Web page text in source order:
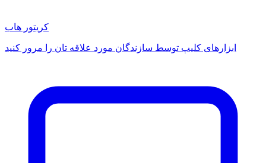
کریتور هاب
ابزارهای کلیپ توسط سازندگان مورد علاقه تان را مرور کنید